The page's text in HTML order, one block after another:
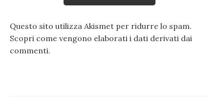
Questo sito utilizza Akismet per ridurre lo spam.
Scopri come vengono elaborati i dati derivati dai
commenti.